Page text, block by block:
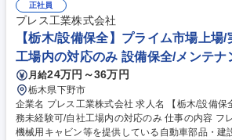
正社員
プレス工業株式会社
【栃木/設備保全】プライム市場上場
工場内の対応のみ 設備保全/メンテナ
月給24万円～36万円
栃木県下野市
企業名 プレス工業株式会社 求人名 【栃木/設備保全】プライム市場上場/実
務未経験可/自社工場内の対応のみ 仕事の内容 フレーム・アクスル・建設
機械用キャビン等を提供している自動車部品・建